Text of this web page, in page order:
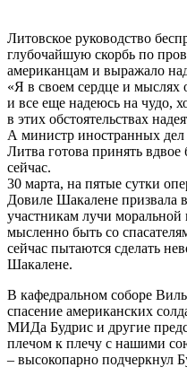
Литовское руководство
глубочайшую скорбь по
американцам и выражало
«Я в своем сердце и мыслях
и все еще надеюсь на чудо,
в этих обстоятельствах
А министр иностранных
Литва готова принять
сейчас.
30 марта, на пятые сутки
Довиле Шакалене призвала
участникам лучи
мысленно быть со
сейчас пытаются сделать
Шакалене.
В кафедральном соборе
спасение американских
МИДа Будрис и другие
плечом к плечу с нашими
– высокопарно подчеркнул